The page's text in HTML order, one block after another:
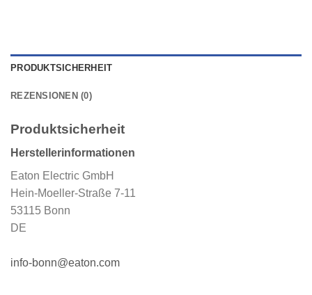
PRODUKTSICHERHEIT
REZENSIONEN (0)
Produktsicherheit
Herstellerinformationen
Eaton Electric GmbH
Hein-Moeller-Straße 7-11
53115 Bonn
DE
info-bonn@eaton.com